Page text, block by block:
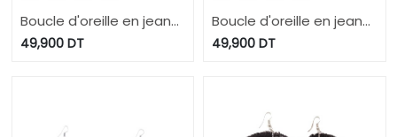
Boucle d'oreille en jeans
HEAVY PRINT EFFECT -
49,900DT
Boucle d'oreille en jeans
HEAVY PRINT EFFECT -
49,900 DT